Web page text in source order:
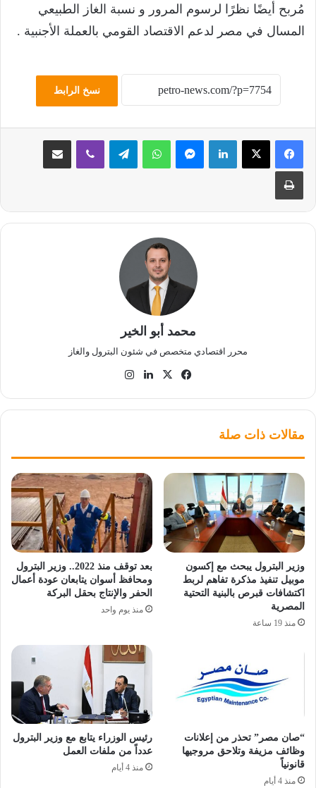
مُربح أيضًا نظرًا لرسوم المرور و نسبة الغاز الطبيعي
المسال في مصر لدعم الاقتصاد القومي بالعملة الأجنبية .
نسخ الرابط
لينكدإن ماسنجر واتساب تيلقرام ڤايبر مشاركة عبر البريد
طباعة
محمد أبو الخير
محرر اقتصادي متخصص في شئون البترول والغاز
فيسبوك
‫X لينكدإن
مقالات ذات صلة
وزير البترول يبحث مع إكسون
موبيل تنفيذ مذكرة تفاهم لربط
اكتشافات قبرص بالبنية التحتية
المصرية
منذ 19 ساعة
بعد توقف منذ 2022.. وزير البترول
ومحافظ أسوان يتابعان عودة أعمال
الحفر والإنتاج بحقل البركة
منذ يوم واحد
“صان مصر” تحذر من إعلانات
وظائف مزيفة وتلاحق مروجيها
قانونياً
منذ 4 أيام
رئيس الوزراء يتابع مع وزير البترول
عدداً من ملفات العمل
منذ 4 أيام